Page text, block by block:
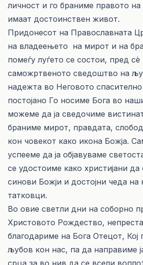
личност и го браниме правото на
имаат достоинствен живот.
Придонесот на Православната
на владеењето на мирот и на
помеѓу луѓето се состои, пред сè
саможртвеното сведоштво на
надежта во Неговото
постојано Го носиме Бога во
можеме да ја сведочиме
браниме мирот, правдата,
кон човекот како икона Божја.
успееме да ја објавуваме
се удостоиме како христијани да
синови Божји и достојни чеда на
татковци.
Во овие светли дни на соборно
Христовото Рождество,
благодариме на Бога Отецот, Кој
љубов кон нас, па да направиме
срца за во нив да се всели